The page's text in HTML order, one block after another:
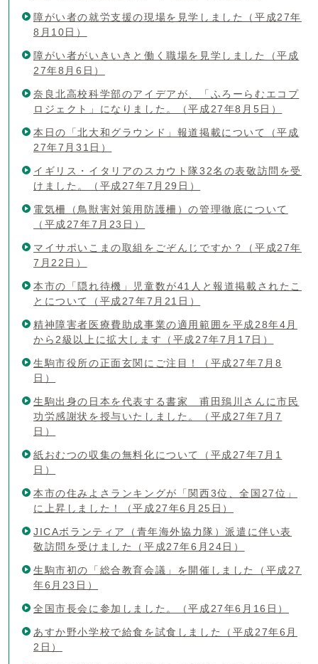
障がい者の就労支援の現場を見学しました（平成27年
8月10日）
障がい者がいきいきと働く職場を見学しました（平成
27年8月6日）
奈良北高校科学部のアイデアが、「ふろーらむエコプ
ロジェクト」になりました。（平成27年8月5日）
本日の「北大和グラウンド」報道掲載について（平成
27年7月31日）
イギリス・イタリアのスカウト隊32名の表敬訪問を受
けました。（平成27年7月29日）
電気柵（鳥獣害対策用防護柵）の管理徹底について
（平成27年7月23日）
マイサポいこまの取組をごぞんじですか？（平成27年
7月22日）
本市の「隠れ待機」児童数が41人と報道掲載されたこ
とについて（平成27年7月21日）
精神障害者医療費助成事業の適用範囲を平成28年4月
から2級以上に拡大します（平成27年7月17日）
生駒市役所の正面玄関にご注目！（平成27年7月8
日）
生駒出身の日本を代表する書家 甫田鵄川さんに市民
功労感謝状を授与いたしました。（平成27年7月7
日）
紙おむつの収集の無料化について（平成27年7月1
日）
本市の住みよさランキングが「関西3位、全国27位」
に上昇しました！（平成27年6月25日）
JICAボランティア（青年海外協力隊）派遣に伴い表
敬訪問を受けました（平成27年6月24日）
生駒市初の「総合教育会議」を開催しました（平成27
年6月23日）
全国市長会に参加しました。（平成27年6月16日）
あすか野小学校で給食を試食しました（平成27年6月
2日）